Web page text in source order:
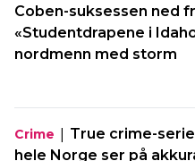
Coben-suksessen ned
«Studentdrapene i
nordmenn med storm
Crime | True crime-
hele Norge ser på